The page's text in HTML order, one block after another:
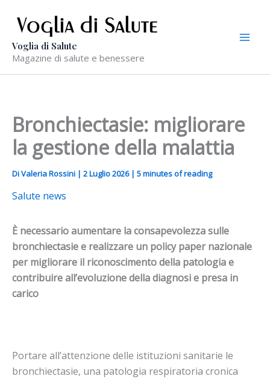
contenuto
Voglia di Salute
Magazine di salute e benessere
Bronchiectasie: migliorare
la gestione della malattia
DiValeria Rossini | 2 Luglio 2026 | 5 minutes of reading
Salute news
È necessario aumentare la consapevolezza sulle
bronchiectasie e realizzare un policy paper nazionale
per migliorare il riconoscimento della patologia e
contribuire all’evoluzione della diagnosi e presa in
carico
Portare all’attenzione delle istituzioni sanitarie le
bronchiectasie, una patologia respiratoria cronica